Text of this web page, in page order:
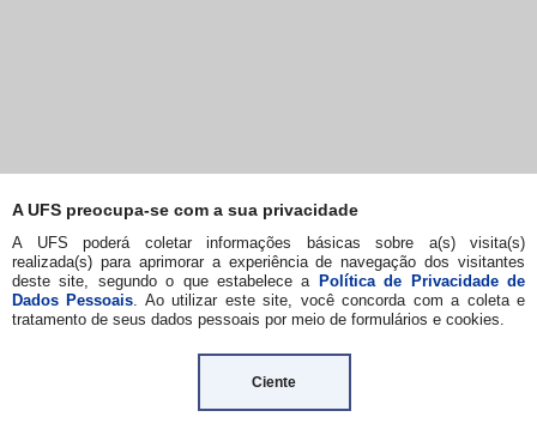
A UFS preocupa-se com a sua privacidade
A UFS poderá coletar informações básicas sobre a(s) visita(s)
realizada(s) para aprimorar a experiência de navegação dos visitantes
deste site, segundo o que estabelece a Política de Privacidade de
Dados Pessoais. Ao utilizar este site, você concorda com a coleta e
tratamento de seus dados pessoais por meio de formulários e cookies.
Ciente